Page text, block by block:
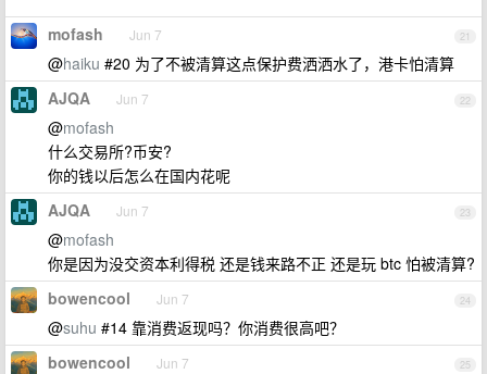
21
mofash Jun 7
@haiku #20 为了不被清算这点保护费洒洒水了，港卡怕清算
22
AJQA Jun 7
@mofash
什么交易所?币安?
你的钱以后怎么在国内花呢
23
AJQA Jun 7
@mofash
你是因为没交资本利得税 还是钱来路不正 还是玩 btc 怕被清算?
24
bowencool Jun 7
@suhu #14 靠消费返现吗？你消费很高吧？
25
bowencool Jun 7